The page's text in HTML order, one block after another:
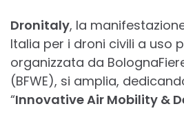
Dronitaly, la
Italia per i droni civili a uso
organizzata da
(BFWE), si amplia,
“Innovative Air Mobility &